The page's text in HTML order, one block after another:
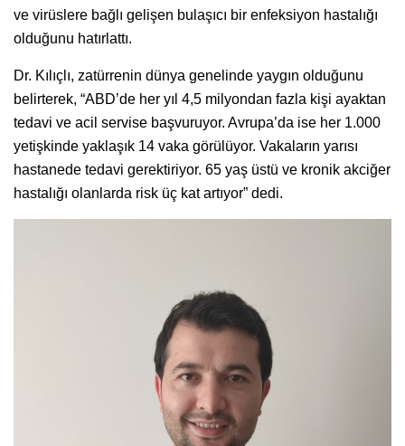
ve virüslere bağlı gelişen bulaşıcı bir enfeksiyon hastalığı
olduğunu hatırlattı.
Dr. Kılıçlı, zatürrenin dünya genelinde yaygın olduğunu
belirterek, “ABD’de her yıl 4,5 milyondan fazla kişi ayaktan
tedavi ve acil servise başvuruyor. Avrupa’da ise her 1.000
yetişkinde yaklaşık 14 vaka görülüyor. Vakaların yarısı
hastanede tedavi gerektiriyor. 65 yaş üstü ve kronik akciğer
hastalığı olanlarda risk üç kat artıyor” dedi.